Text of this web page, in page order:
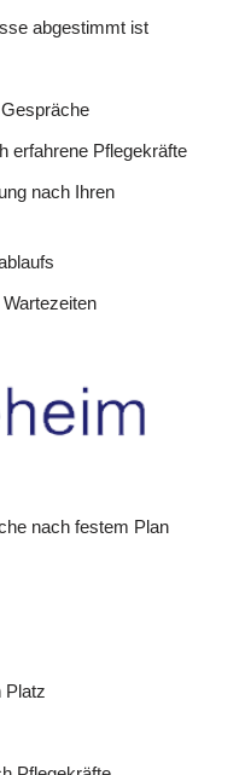
abgestimmt ist
erfahrene Pflegekräfte
nach Ihren
nach festem Plan
Platz